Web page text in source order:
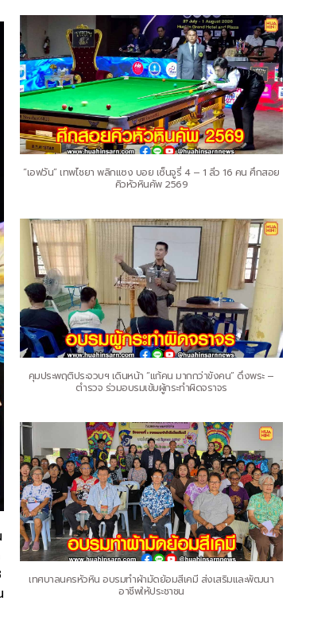
“เอฟวัน” เทพไชยา พลิกแซง บอย เซ็นจูรี่ 4 – 1 ลิ่ว 16 คน ศึกสอย
คิวหัวหินคัพ 2569
คุมประพฤติประจวบฯ เดินหน้า “แก้คน มากกว่าขังคน” ดึงพระ –
ตำรวจ ร่วมอบรมเข้มผู้กระทำผิดจราจร
เทศบาลนครหัวหิน อบรมทำผ้ามัดย้อมสีเคมี ส่งเสริมและพัฒนา
อาชีพให้ประชาชน